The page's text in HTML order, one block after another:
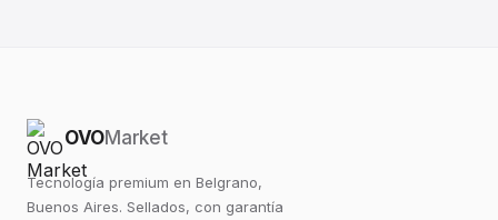
OVOMarket
Tecnología premium en Belgrano,
Buenos Aires. Sellados, con garantía